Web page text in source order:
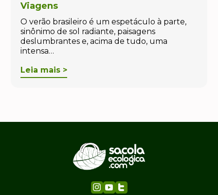
Viagens
O verão brasileiro é um espetáculo à parte,
sinônimo de sol radiante, paisagens
deslumbrantes e, acima de tudo, uma
intensa…
Leia mais >